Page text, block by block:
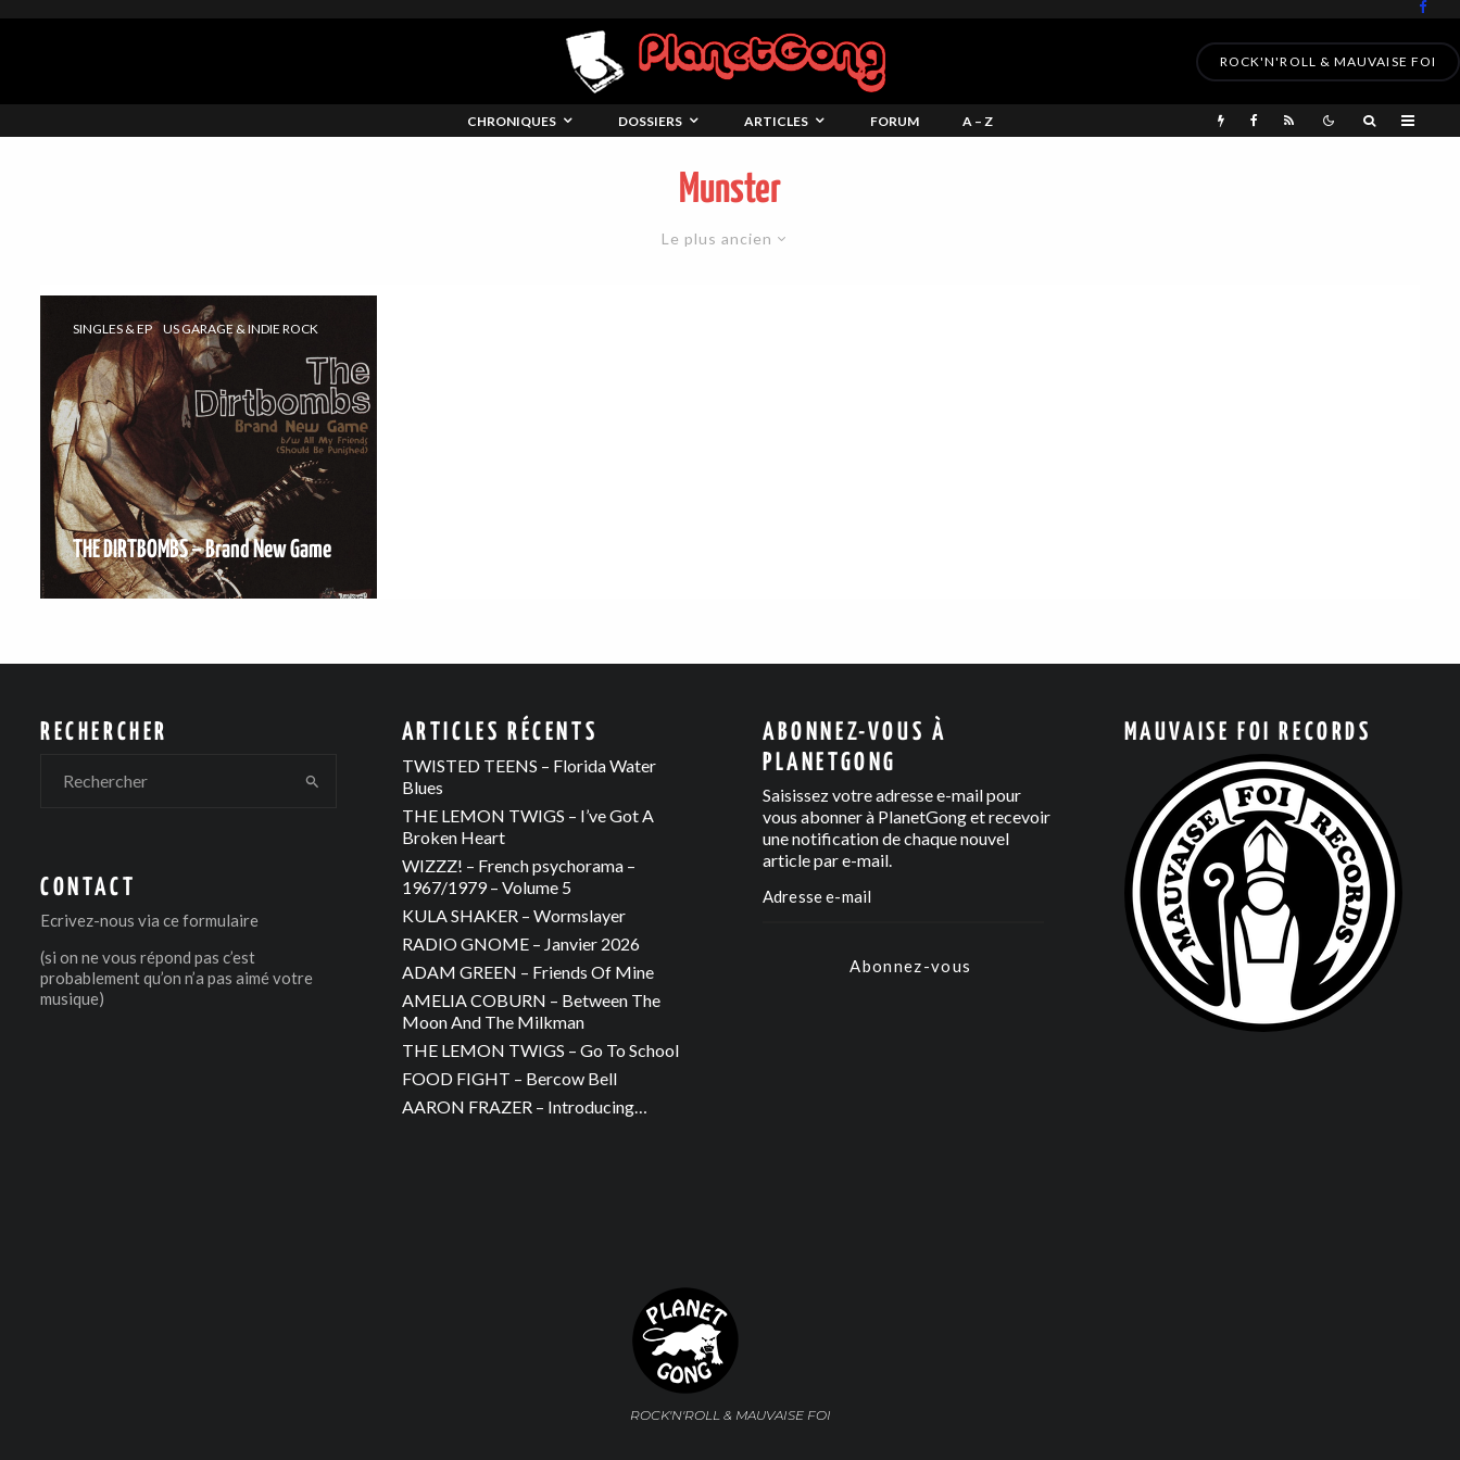
ROCK'N'ROLL & MAUVAISE FOI
CHRONIQUES DOSSIERS ARTICLES FORUM A – Z
Munster
Le plus ancien
SINGLES & EP US GARAGE & INDIE ROCK
THE DIRTBOMBS – Brand New Game
RECHERCHER
CONTACT
Ecrivez-nous via ce formulaire
(si on ne vous répond pas c’est
probablement qu’on n’a pas aimé votre
musique)
ARTICLES RÉCENTS
TWISTED TEENS – Florida Water
Blues
THE LEMON TWIGS – I’ve Got A
Broken Heart
WIZZZ! – French psychorama –
1967/1979 – Volume 5
KULA SHAKER – Wormslayer
RADIO GNOME – Janvier 2026
ADAM GREEN – Friends Of Mine
AMELIA COBURN – Between The
Moon And The Milkman
THE LEMON TWIGS – Go To School
FOOD FIGHT – Bercow Bell
AARON FRAZER – Introducing…
ABONNEZ-VOUS À
PLANETGONG
Saisissez votre adresse e-mail pour
vous abonner à PlanetGong et recevoir
une notification de chaque nouvel
article par e-mail.
Abonnez-vous
MAUVAISE FOI RECORDS
ROCK'N'ROLL & MAUVAISE FOI